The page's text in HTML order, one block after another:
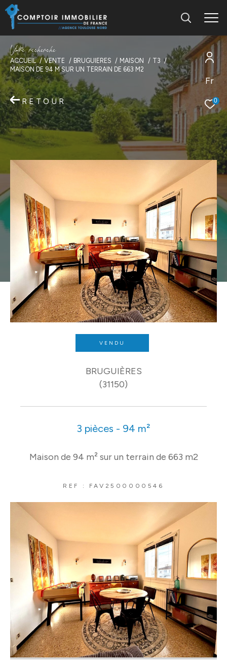
Fr
0
Votre recherche
ACCUEIL VENTE BRUGUIERES MAISON
T3
MAISON DE 94 M SUR UN TERRAIN DE 663 M2
RETOUR
VENDU
BRUGUIÈRES
(31150)
3 pièces - 94 m²
Maison de 94 m² sur un terrain de 663 m2
REF : FAV2500000546